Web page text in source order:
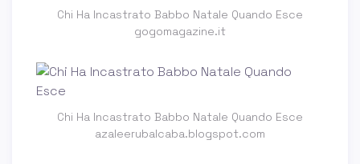
Chi Ha Incastrato Babbo Natale Quando Esce
gogomagazine.it
Chi Ha Incastrato Babbo Natale Quando Esce
azaleerubalcaba.blogspot.com